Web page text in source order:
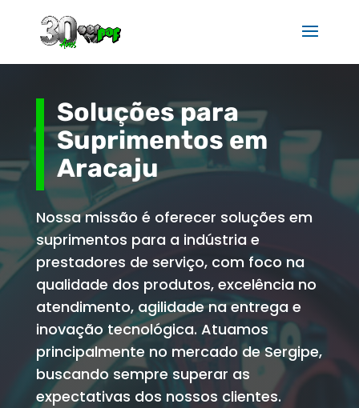
Soluções para
Suprimentos em
Aracaju
Nossa missão é oferecer soluções em
suprimentos para a indústria e
prestadores de serviço, com foco na
qualidade dos produtos, excelência no
atendimento, agilidade na entrega e
inovação tecnológica. Atuamos
principalmente no mercado de Sergipe,
buscando sempre superar as
expectativas dos nossos clientes.